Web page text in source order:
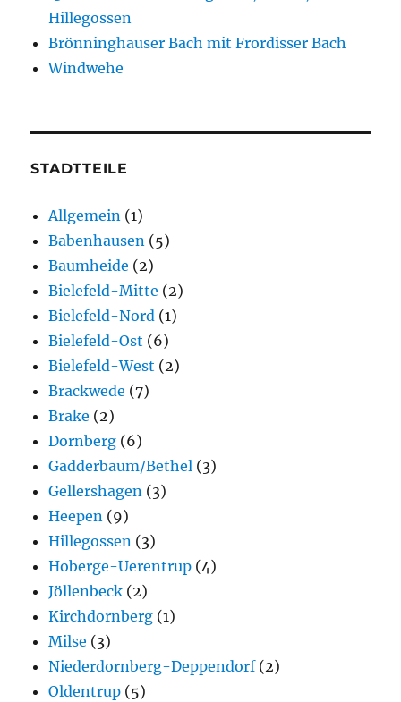
Hillegossen
Brönninghauser Bach mit Frordisser Bach
Windwehe
STADTTEILE
Allgemein (1)
Babenhausen (5)
Baumheide (2)
Bielefeld-Mitte (2)
Bielefeld-Nord (1)
Bielefeld-Ost (6)
Bielefeld-West (2)
Brackwede (7)
Brake (2)
Dornberg (6)
Gadderbaum/Bethel (3)
Gellershagen (3)
Heepen (9)
Hillegossen (3)
Hoberge-Uerentrup (4)
Jöllenbeck (2)
Kirchdornberg (1)
Milse (3)
Niederdornberg-Deppendorf(2)
Oldentrup (5)